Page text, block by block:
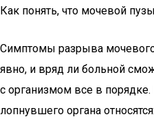
Как понять, что мочевой
Симптомы разрыва
явно, и вряд ли больной
с организмом все в
лопнувшего органа относятся: